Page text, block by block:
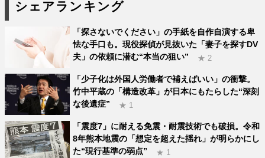
シェアランキング
「探さないでください」の手紙を自作自演する卑
怯な手口も。現役探偵が見抜いた「妻子を探すDV
夫」の依頼に潜む“本当の狙い”
★ 2
「少子化は外国人労働者で補えばいい」の衝撃。
竹中平蔵の「構造改革」が日本にもたらした“深刻
な後遺症”
★ 1
「震度7」に耐える免震・耐震技術でも破損。令和
8年熊本地震の「想定を超えた揺れ」が明らかにし
た“現行基準の弱点”
★ 1